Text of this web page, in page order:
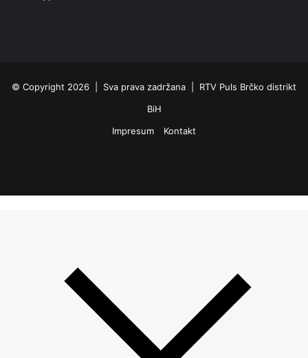
© Copyright 2026 | Sva prava zadržana | RTV Puls Brčko distrikt
BiH
Impresum
Kontakt